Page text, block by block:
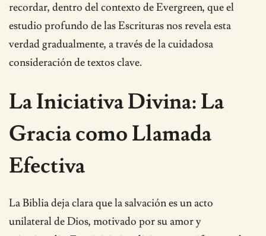
recordar, dentro del contexto de Evergreen, que el
estudio profundo de las Escrituras nos revela esta
verdad gradualmente, a través de la cuidadosa
consideración de textos clave.
La Iniciativa Divina: La
Gracia como Llamada
Efectiva
La Biblia deja clara que la salvación es un acto
unilateral de Dios, motivado por su amor y